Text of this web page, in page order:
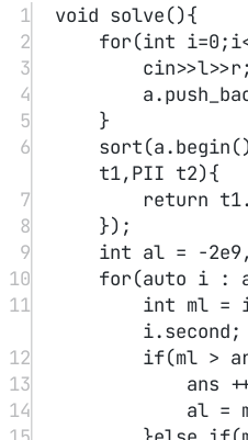
1 void solve(){
2
for(int i=0;i
3
cin>>l>>r;
4
a.
5
}
6
sort(a.begin
t1,PII t2){
7
return
8
});
9
int al = -2e9
10
for(auto i :
11
int ml =
i.second;
12
if(ml >
13
ans
14
al =